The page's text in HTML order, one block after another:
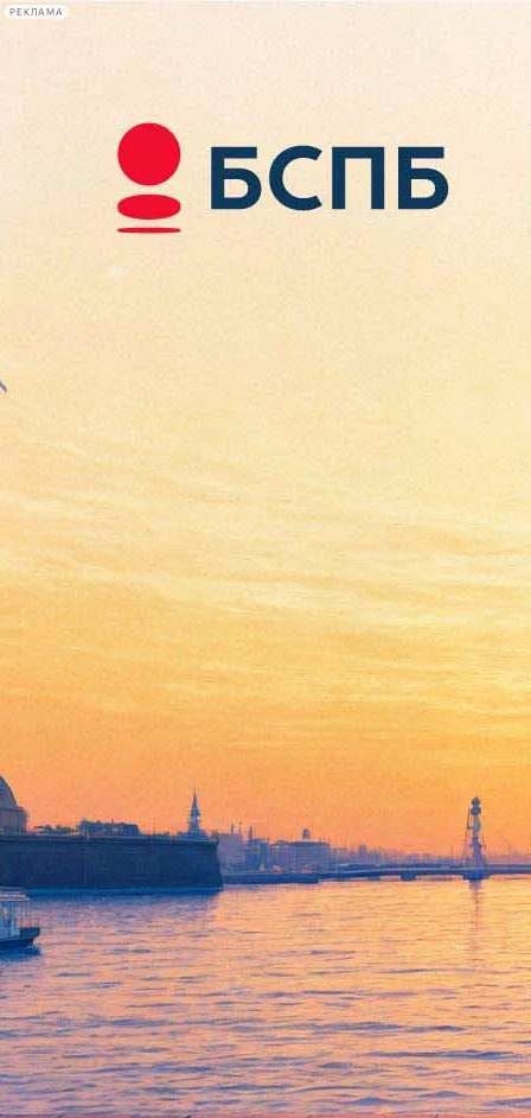
РЕКЛАМА
Сегодня:
2026.08.08
18:36
Афиша Plus
Скончалась актриса Алла
Покровская — вдова Олега
Ефремова и мать Михаила
Ефремова
Версия для печати
Народная артистка РСФСР Алла Покровская, педагог школы-
студии МХАТ, скончалась в Москве в возрасте 81 года. Она
была дочерью легендарного советского оперного режиссера
Бориса Покровского (1912-2009), основавшего свой
собственный Московский камерный музыкальный театр
(ныне — Камерная сцена имени Бориса Покровского в
составе Большого театра).